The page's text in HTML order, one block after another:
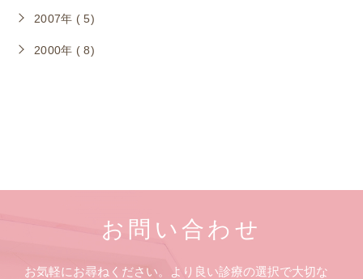
2007年 ( 5)
2000年 ( 8)
お問い合わせ
お気軽にお尋ねください。より良い診療の選択で大切な